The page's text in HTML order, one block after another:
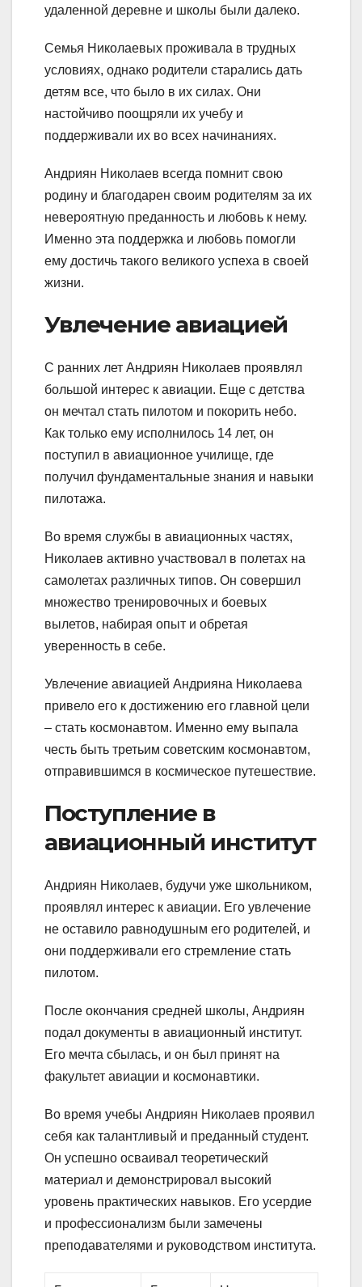
удаленной деревне и школы были далеко.
Семья Николаевых проживала в трудных
условиях, однако родители старались дать
детям все, что было в их силах. Они
настойчиво поощряли их учебу и
поддерживали их во всех начинаниях.
Андриян Николаев всегда помнит свою
родину и благодарен своим родителям за их
невероятную преданность и любовь к нему.
Именно эта поддержка и любовь помогли
ему достичь такого великого успеха в своей
жизни.
Увлечение авиацией
С ранних лет Андриян Николаев проявлял
большой интерес к авиации. Еще с детства
он мечтал стать пилотом и покорить небо.
Как только ему исполнилось 14 лет, он
поступил в авиационное училище, где
получил фундаментальные знания и навыки
пилотажа.
Во время службы в авиационных частях,
Николаев активно участвовал в полетах на
самолетах различных типов. Он совершил
множество тренировочных и боевых
вылетов, набирая опыт и обретая
уверенность в себе.
Увлечение авиацией Андрияна Николаева
привело его к достижению его главной цели
– стать космонавтом. Именно ему выпала
честь быть третьим советским космонавтом,
отправившимся в космическое путешествие.
Поступление в
авиационный институт
Андриян Николаев, будучи уже школьником,
проявлял интерес к авиации. Его увлечение
не оставило равнодушным его родителей, и
они поддерживали его стремление стать
пилотом.
После окончания средней школы, Андриян
подал документы в авиационный институт.
Его мечта сбылась, и он был принят на
факультет авиации и космонавтики.
Во время учебы Андриян Николаев проявил
себя как талантливый и преданный студент.
Он успешно осваивал теоретический
материал и демонстрировал высокий
уровень практических навыков. Его усердие
и профессионализм были замечены
преподавателями и руководством института.